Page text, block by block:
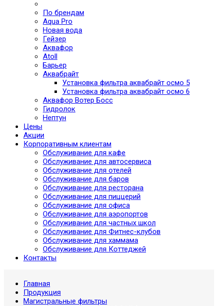
По брендам
Aqua Pro
Новая вода
Гейзер
Аквафор
Atoll
Барьер
Аквабрайт
Установка фильтра аквабрайт осмо 5
Установка фильтра аквабрайт осмо 6
Аквафор Вотер Босс
Гидролок
Нептун
Цены
Акции
Корпоративным клиентам
Обслуживание для кафе
Обслуживание для автосервиса
Обслуживание для отелей
Обслуживание для баров
Обслуживание для ресторана
Обслуживание для пиццерий
Обслуживание для офиса
Обслуживание для аэропортов
Обслуживание для частных школ
Обслуживание для Фитнес-клубов
Обслуживание для хаммама
Обслуживание для Коттеджей
Контакты
Главная
Продукция
Магистральные фильтры